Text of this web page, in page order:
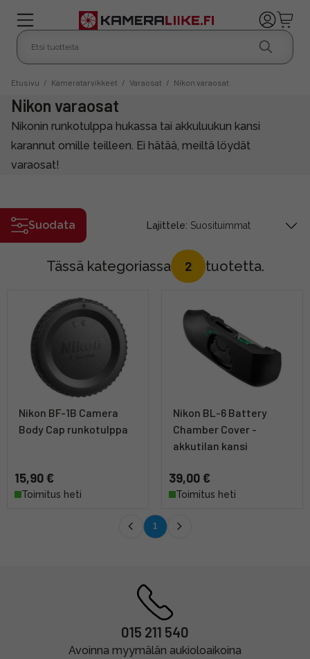
Etusivu / Kameratarvikkeet / Varaosat / Nikon varaosat
Nikon varaosat
Nikonin runkotulppa hukassa tai akkuluukun kansi
karannut omille teilleen. Ei hätää, meiltä löydät
varaosat!
Suodata Lajittele:
Tässä kategoriassa 2 tuotetta.
Nikon BF-1B Camera
Body Cap runkotulppa
15,90 €
Toimitus heti
Nikon BL-6 Battery
Chamber Cover -
akkutilan kansi
39,00 €
Toimitus heti
1
015 211 540
Avoinna myymälän aukioloaikoina